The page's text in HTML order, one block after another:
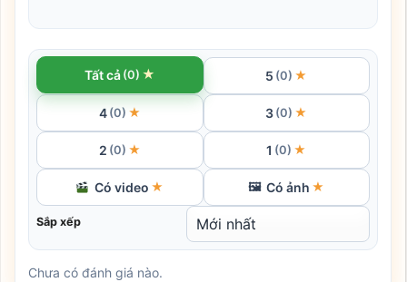
Tất cả (0) ★ 5 (0) ★
4 (0) ★ 3 (0) ★
2 (0) ★ 1 (0) ★
Có video ★ 🖼 Có ảnh ★
Sắp xếp
Chưa có đánh giá nào.